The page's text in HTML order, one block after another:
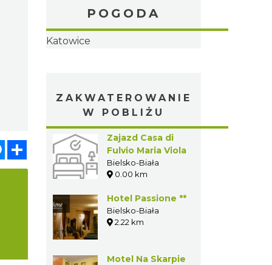
Share
POGODA
Katowice
ZAKWATEROWANIE
W POBLIŻU
Zajazd Casa di
Fulvio Maria
Viola
Bielsko-Biała
0.00 km
Hotel Passione
**
Bielsko-Biała
Motel Na